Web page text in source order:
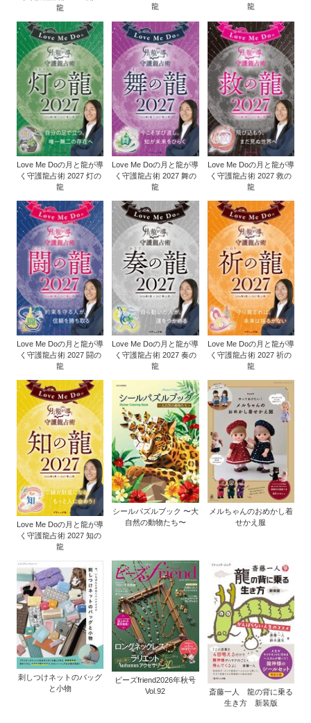
龍
龍
龍
Love Me Doの月と龍が導
く守護龍占術 2027 灯の
龍
Love Me Doの月と龍が導
く守護龍占術 2027 舞の
龍
Love Me Doの月と龍が導
く守護龍占術 2027 救の
龍
Love Me Doの月と龍が導
く守護龍占術 2027 闘の
龍
Love Me Doの月と龍が導
く守護龍占術 2027 奏の
龍
Love Me Doの月と龍が導
く守護龍占術 2027 祈の
龍
Love Me Doの月と龍が導
く守護龍占術 2027 知の
龍
シールパズルブック 〜大
自然の動物たち〜
メルちゃんのおめかし着
せかえ服
刺しつけネットのバッグ
と小物
ビーズfriend2026年秋号
Vol.92
斎藤一人 龍の背に乗る
生き方 新装版